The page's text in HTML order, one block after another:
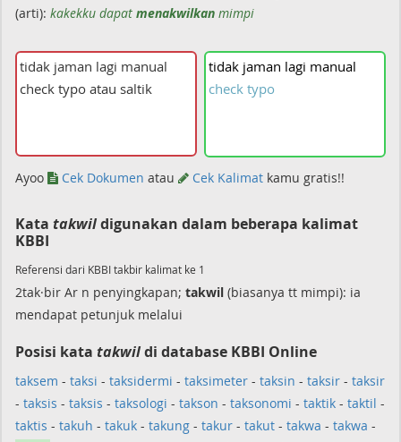
(arti): kakekku dapat menakwilkan mimpi
tidak jaman lagi manual
check typo
Ayoo Cek Dokumen atau Cek Kalimat kamu gratis!!
Kata takwildigunakan dalam beberapa kalimat
KBBI
Referensi dari KBBI takbir kalimat ke 1
2tak·bir Ar n penyingkapan; takwil (biasanya tt mimpi): ia
mendapat petunjuk melalui
Posisi kata takwildi database KBBI Online
taksem - taksi - taksidermi - taksimeter - taksin - taksir - taksir
- taksis - taksis - taksologi - takson - taksonomi - taktik - taktil -
taktis - takuh - takuk - takung - takur - takut - takwa - takwa -